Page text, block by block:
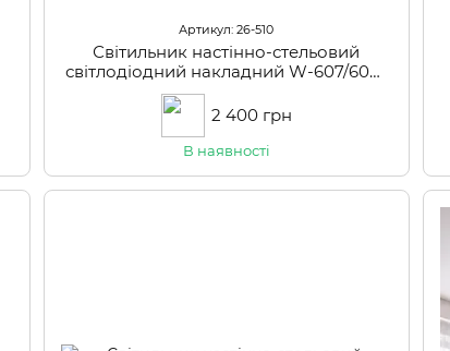
Артикул: 26-510
Світильник настінно-стельовий
світлодіодний накладний W-607/60W
RM WW + CW + NW
2 400 грн
В наявності